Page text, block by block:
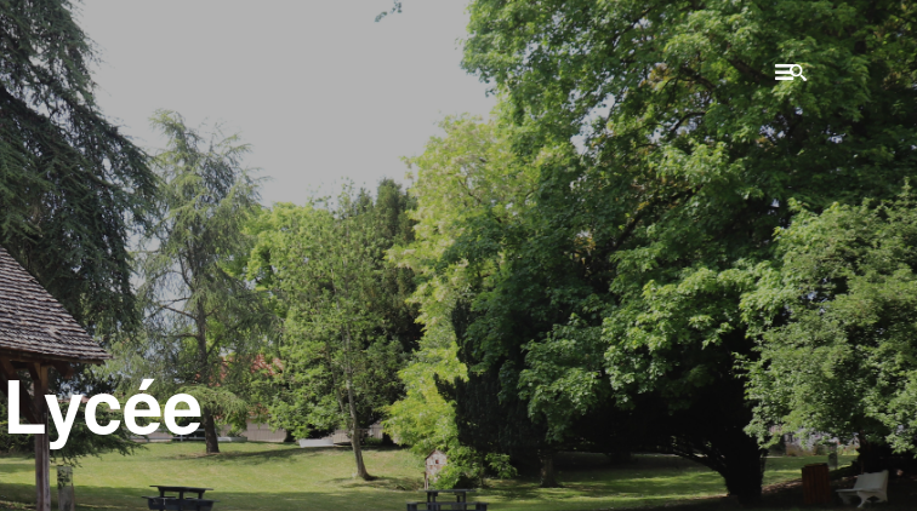
Lycée
RECHERCHE
Accueil
L'établissement
WSET®
International
Actualités
Taxe d'apprentissage